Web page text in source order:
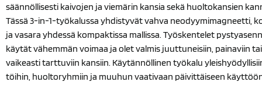
säännöllisesti kaivojen ja viemärin kansia sekä huoltokansien
Tässä 3-in-1-työkalussa yhdistyvät vahva neodyymimagneetti,
ja vasara yhdessä kompaktissa mallissa. Työskentelet
käytät vähemmän voimaa ja olet valmis juuttuneisiin, painaviin tai
vaikeasti tarttuviin kansiin. Käytännöllinen työkalu
töihin, huoltoryhmiin ja muuhun vaativaan päivittäiseen